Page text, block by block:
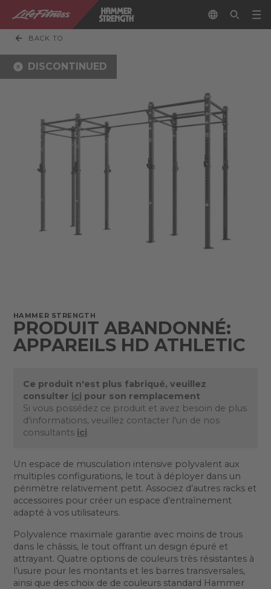
BACK TO
DISCONTINUED
HAMMER STRENGTH
PRODUIT ABANDONNÉ:
APPAREILS HD ATHLETIC
Ce produit n'est plus fabriqué, veuillez
consulter ici pour son remplacement
Si vous possédez ce produit et avez besoin de plus
d'informations, veuillez contacter l'un de nos
consultants ici.
Un espace de musculation intensive polyvalent aux
multiples configurations, le tout à déployer dans un
périmètre relativement petit. Associez d’autres racks et
accessoires pour créer un espace d’entraînement
adapté à vos utilisateurs.
Polyvalence maximale garantie avec moins de trous
dans le châssis, le tout offrant un design épuré et
attrayant. Quatre options de couleurs très résistantes à
l’usure pour les montants et les barres transversales,
ainsi que des choix de de couleurs standard Hammer